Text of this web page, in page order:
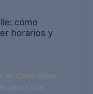
cómo
horarios y
en Chile. Saber
abre Chile